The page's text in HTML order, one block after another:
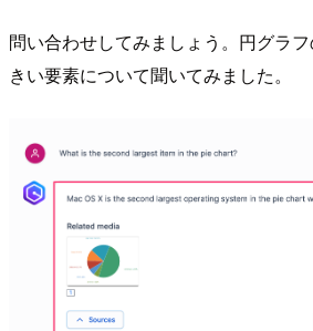
問い合わせしてみましょう。円グラ
きい要素について聞いてみました。